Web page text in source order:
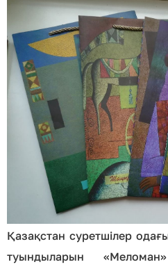
Қазақстан суретшілер
туындыларын